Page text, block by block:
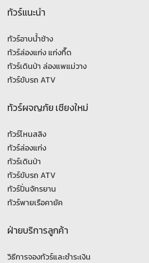
ทัวร์แนะนำ
ทัวร์อาบน้ำช้าง
ทัวร์ล่องแก่ง แก่งกึ๊ด
ทัวร์เดินป่า ล่องแพแม่วาง
ทัวร์ขับรถ ATV
ทัวร์ผจญภัย เชียงใหม่
ทัวร์โหนสลิง
ทัวร์ล่องแก่ง
ทัวร์เดินป่า
ทัวร์ขับรถ ATV
ทัวร์ปั่นจักรยาน
ทัวร์พายเรือคายัค
ฝ่ายบริการลูกค้า
วิธีการจองทัวร์และชำระเงิน